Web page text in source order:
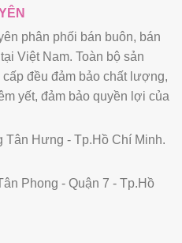
phân phối bán buôn, bán
Việt Nam. Toàn bộ sản
đều đảm bảo chất lượng,
yết, đảm bảo quyền lợi của
Hưng - Tp.Hồ Chí Minh.
Phong - Quận 7 - Tp.Hồ